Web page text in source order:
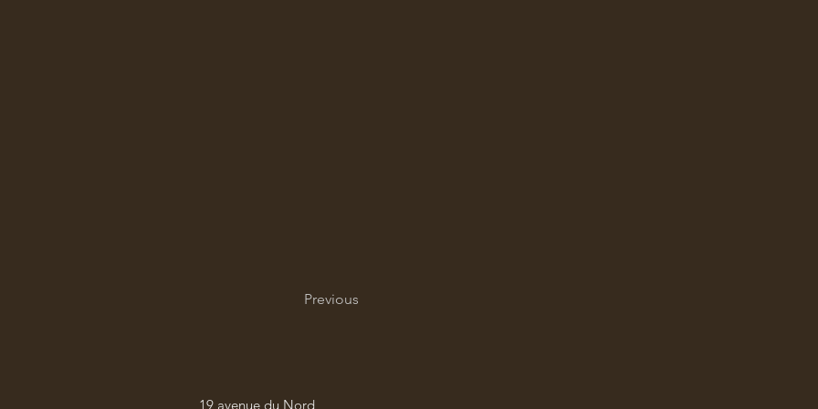
Previous
19 avenue du Nord